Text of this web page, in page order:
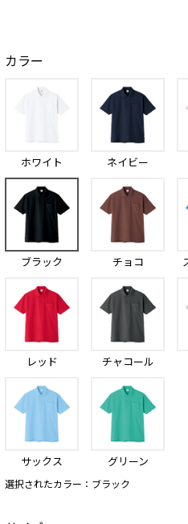
カラー
ホワイト ネイビー
ブラック チョコ
レッド チャコール
サックス グリーン
選択されたカラー：ブラック